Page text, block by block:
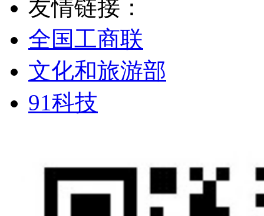
友情链接：
全国工商联
文化和旅游部
91科技